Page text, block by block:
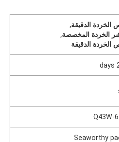
الخردة الدقيقة,
الخردة المخصصة,
الخردة الدقيقة
Q43W-
Seaworthy